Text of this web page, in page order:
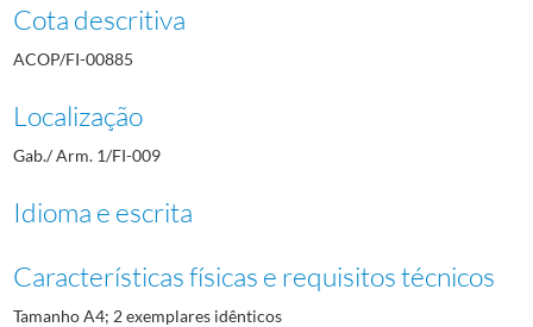
Cota descritiva
ACOP/FI-00885
Localização
Gab./ Arm. 1/FI-009
Idioma e escrita
Características físicas e requisitos técnicos
Tamanho A4; 2 exemplares idênticos